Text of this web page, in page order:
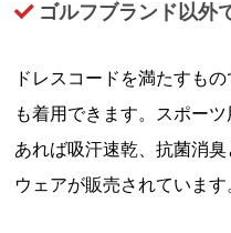
ゴルフブランド以外
ドレスコードを満たすも
も着用できます。スポー
あれば吸汗速乾、抗菌消
ウェアが販売されています